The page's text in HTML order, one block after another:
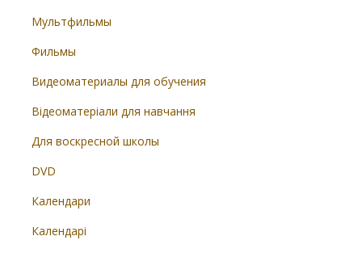
Мультфильмы
Фильмы
Видеоматериалы для обучения
Відеоматеріали для навчання
Для воскресной школы
DVD
Календари
Календарі